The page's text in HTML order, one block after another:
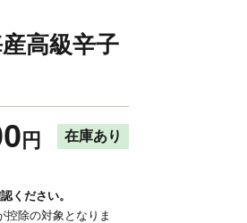
高級辛子
円 在庫あり
ください。
除の対象となりま